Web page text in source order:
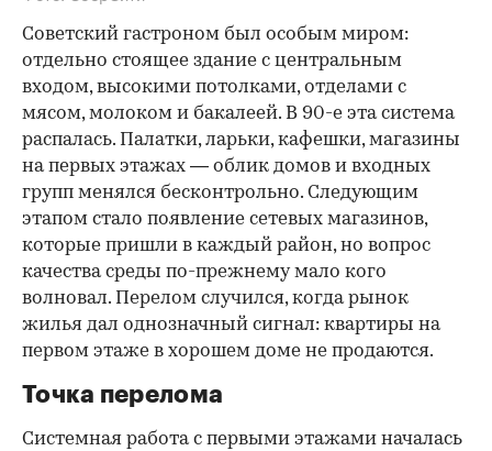
Советский гастроном был особым миром:
отдельно стоящее здание с центральным
входом, высокими потолками, отделами с
мясом, молоком и бакалеей. В 90-е эта система
распалась. Палатки, ларьки, кафешки, магазины
на первых этажах — облик домов и входных
групп менялся бесконтрольно. Следующим
этапом стало появление сетевых магазинов,
которые пришли в каждый район, но вопрос
качества среды по-прежнему мало кого
волновал. Перелом случился, когда рынок
жилья дал однозначный сигнал: квартиры на
первом этаже в хорошем доме не продаются.
Точка перелома
Системная работа с первыми этажами началась